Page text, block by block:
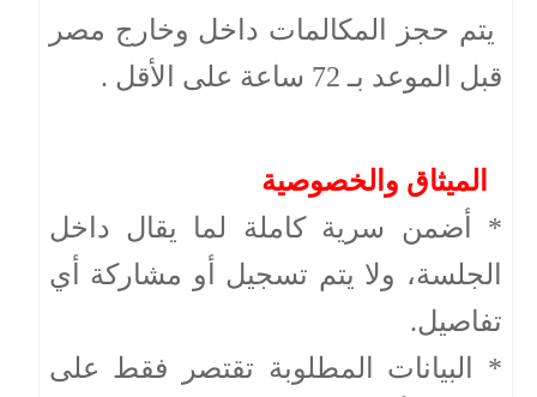
يتم حجز المكالمات داخل وخارج مصر
قبل الموعد بـ 72 ساعة على الأقل .
الميثاق والخصوصية
* أضمن سرية كاملة لما يقال داخل
الجلسة، ولا يتم تسجيل أو مشاركة أي
تفاصيل.
* البيانات المطلوبة تقتصر فقط على